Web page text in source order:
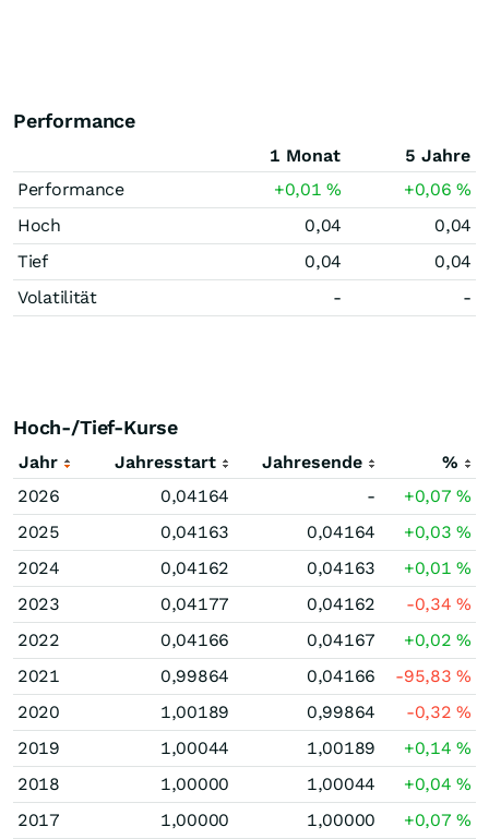
Performance
1 Monat
5 Jahre
Performance
+0,01% +0,06%
Hoch
0,04
0,04
Tief
0,04
0,04
Volatilität
- -
Hoch-/Tief-Kurse
Jahr Jahresstart Jahresende
%
2026
0,04164 - +0,07%
2025
0,04163 0,04164 +0,03%
2024
0,04162 0,04163 +0,01%
2023
0,04177 0,04162 -0,34%
2022
0,04166 0,04167 +0,02%
2021
0,99864 0,04166 -95,83%
2020
1,00189 0,99864 -0,32%
2019
1,00044 1,00189 +0,14%
2018
1,00000 1,00044 +0,04%
2017
1,00000 1,00000 +0,07%